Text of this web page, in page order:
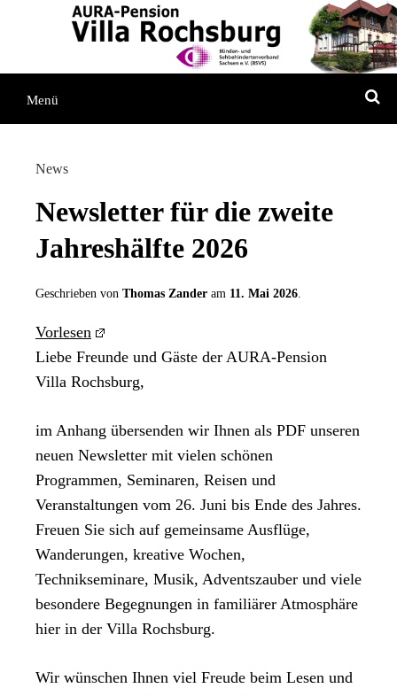
Menü
News
Newsletter für die zweite
Jahreshälfte 2026
Geschrieben von Thomas Zander am 11. Mai 2026
Vorlesen
Liebe Freunde und Gäste der AURA-Pension
Villa Rochsburg,
im Anhang übersenden wir Ihnen als PDF unseren
neuen Newsletter mit vielen schönen
Programmen, Seminaren, Reisen und
Veranstaltungen vom 26. Juni bis Ende des Jahres.
Freuen Sie sich auf gemeinsame Ausflüge,
Wanderungen, kreative Wochen,
Technikseminare, Musik, Adventszauber und viele
besondere Begegnungen in familiärer Atmosphäre
hier in der Villa Rochsburg.
Wir wünschen Ihnen viel Freude beim Lesen und